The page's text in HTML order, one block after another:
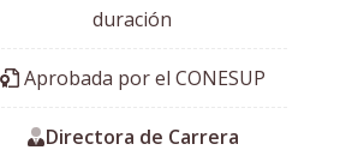
duración
Aprobada por el CONESUP
Directora de Carrera